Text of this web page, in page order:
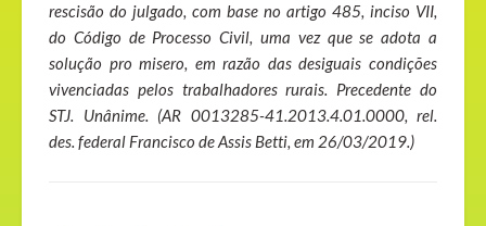
rescisão do julgado, com base no artigo 485, inciso VII,
do Código de Processo Civil, uma vez que se adota a
solução pro misero, em razão das desiguais condições
vivenciadas pelos trabalhadores rurais. Precedente do
STJ. Unânime. (AR 0013285-41.2013.4.01.0000, rel.
des. federal Francisco de Assis Betti, em 26/03/2019.)